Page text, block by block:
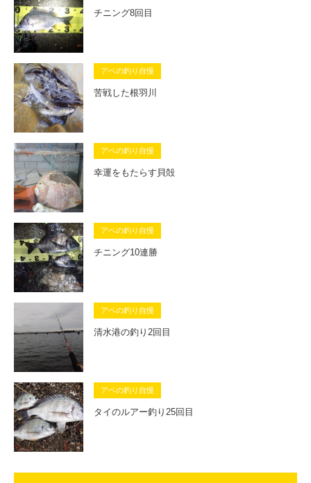
チニング8回目
アベの釣り自慢
苦戦した根羽川
アベの釣り自慢
幸運をもたらす貝殻
アベの釣り自慢
チニング10連勝
アベの釣り自慢
清水港の釣り2回目
アベの釣り自慢
タイのルアー釣り25回目